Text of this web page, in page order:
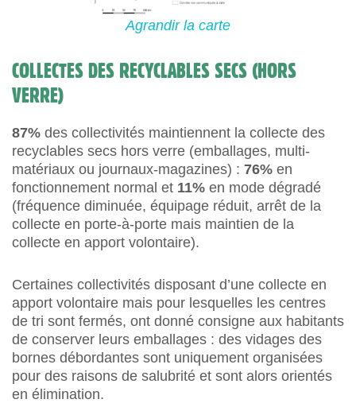
Agrandir la carte
COLLECTES DES RECYCLABLES SECS (HORS
VERRE)
87% des collectivités maintiennent la collecte des
recyclables secs hors verre (emballages, multi-
matériaux ou journaux-magazines) : 76% en
fonctionnement normal et 11% en mode dégradé
(fréquence diminuée, équipage réduit, arrêt de la
collecte en porte-à-porte mais maintien de la
collecte en apport volontaire).
Certaines collectivités disposant d’une collecte en
apport volontaire mais pour lesquelles les centres
de tri sont fermés, ont donné consigne aux habitants
de conserver leurs emballages : des vidages des
bornes débordantes sont uniquement organisées
pour des raisons de salubrité et sont alors orientés
en élimination.